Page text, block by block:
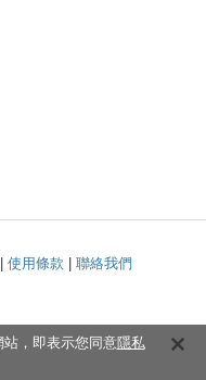
使用條款 聯絡我們
，即表示您同意隱私